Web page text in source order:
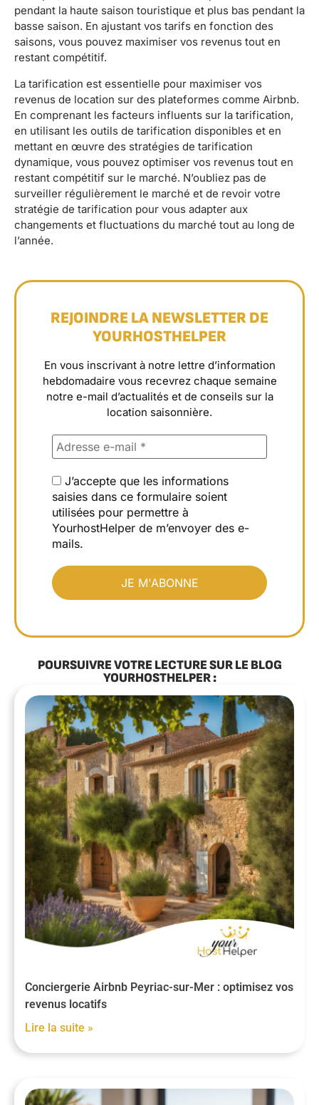
pendant la haute saison touristique et plus bas pendant la
basse saison. En ajustant vos tarifs en fonction des
saisons, vous pouvez maximiser vos revenus tout en
restant compétitif.
La tarification est essentielle pour maximiser vos
revenus de location sur des plateformes comme Airbnb.
En comprenant les facteurs influents sur la tarification,
en utilisant les outils de tarification disponibles et en
mettant en œuvre des stratégies de tarification
dynamique, vous pouvez optimiser vos revenus tout en
restant compétitif sur le marché. N’oubliez pas de
surveiller régulièrement le marché et de revoir votre
stratégie de tarification pour vous adapter aux
changements et fluctuations du marché tout au long de
l’année.
REJOINDRE LA NEWSLETTER DE
YOURHOSTHELPER
En vous inscrivant à notre lettre d’information
hebdomadaire vous recevrez chaque semaine
notre e-mail d’actualités et de conseils sur la
location saisonnière.
J’accepte que les informations
saisies dans ce formulaire soient
utilisées pour permettre à
YourhostHelper de m’envoyer des e-
mails.
POURSUIVRE VOTRE LECTURE SUR LE BLOG
YOURHOSTHELPER :
Conciergerie Airbnb Peyriac-sur-Mer : optimisez vos
revenus locatifs
Lire la suite »